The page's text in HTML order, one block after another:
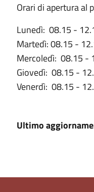
Orari di apertura al
Lunedì: 08.15 -
Martedì: 08.15 -
Mercoledì: 08.15 -
Giovedì: 08.15 -
Venerdì: 08.15 -
Ultimo